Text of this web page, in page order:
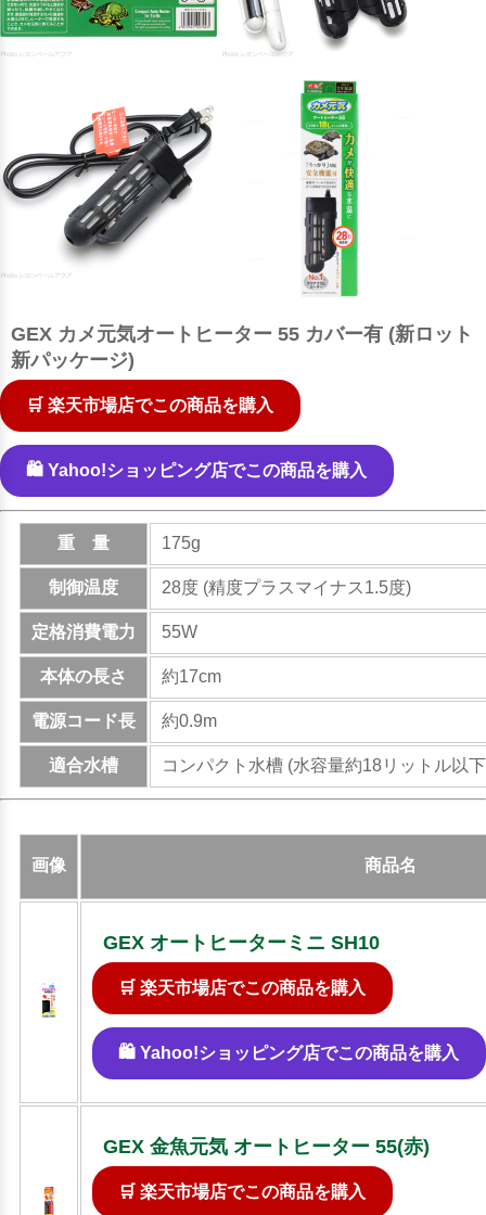
GEX カメ元気オートヒーター 55 カバー有 (新ロット
新パッケージ)
🛒 楽天市場店でこの商品を購入
🛍️ Yahoo!ショッピング店でこの商品を購入
重 量 175g
制御温度 28度 (精度プラスマイナス1.5度)
定格消費電力 55W
本体の長さ 約17cm
電源コード長 約0.9m
適合水槽 コンパクト水槽 (水容量約18リットル以
画像 商品名
GEX オートヒーターミニ SH10
🛒 楽天市場店でこの商品を購入
🛍️ Yahoo!ショッピング店でこの商品を購入
GEX 金魚元気 オートヒーター 55(赤)
🛒 楽天市場店でこの商品を購入